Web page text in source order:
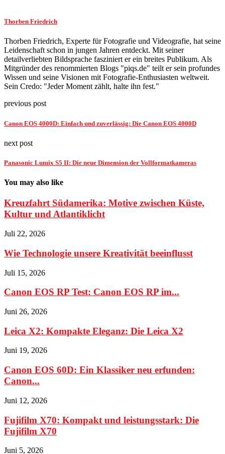
Thorben Friedrich
Thorben Friedrich, Experte für Fotografie und Videografie, hat seine
Leidenschaft schon in jungen Jahren entdeckt. Mit seiner
detailverliebten Bildsprache fasziniert er ein breites Publikum. Als
Mitgründer des renommierten Blogs "piqs.de" teilt er sein profundes
Wissen und seine Visionen mit Fotografie-Enthusiasten weltweit.
Sein Credo: "Jeder Moment zählt, halte ihn fest."
previous post
Canon EOS 4000D: Einfach und zuverlässig: Die Canon EOS 4000D
next post
Panasonic Lumix S5 II: Die neue Dimension der Vollformatkameras
You may also like
Kreuzfahrt Südamerika: Motive zwischen Küste,
Kultur und Atlantiklicht
Juli 22, 2026
Wie Technologie unsere Kreativität beeinflusst
Juli 15, 2026
Canon EOS RP Test: Canon EOS RP im...
Juni 26, 2026
Leica X2: Kompakte Eleganz: Die Leica X2
Juni 19, 2026
Canon EOS 60D: Ein Klassiker neu erfunden:
Canon...
Juni 12, 2026
Fujifilm X70: Kompakt und leistungsstark: Die
Fujifilm X70
Juni 5, 2026